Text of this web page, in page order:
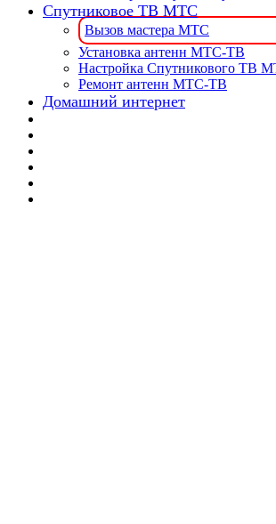
Спутниковое ТВ МТС
Вызов мастера МТС
Установка антенн МТС-ТВ
Настройка Спутникового ТВ
Ремонт антенн МТС-ТВ
Домашний интернет